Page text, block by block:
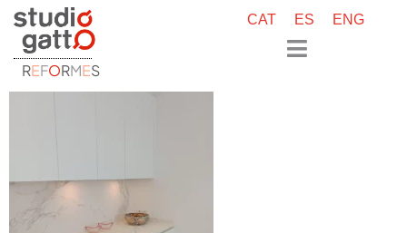
REFORMES
CAT ES ENG